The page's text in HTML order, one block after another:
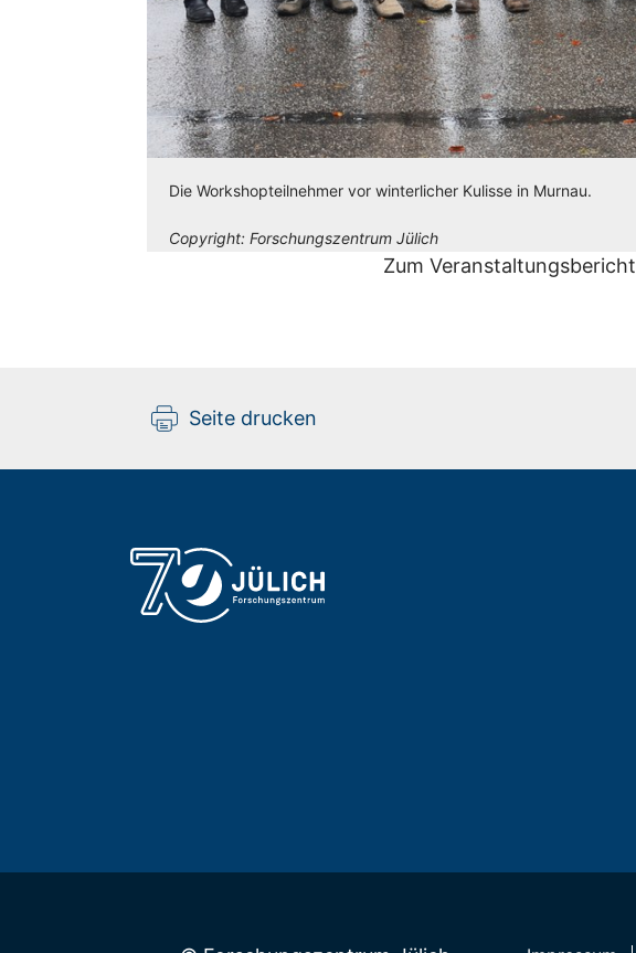
Die Workshopteilnehmer vor winterlicher Kulisse in Murnau.
Copyright: Forschungszentrum Jülich
Zum
Seite drucken